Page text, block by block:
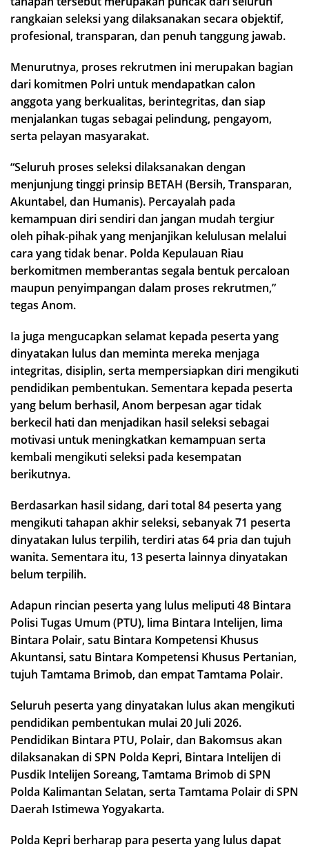
rangkaian seleksi yang dilaksanakan secara objektif,
profesional, transparan, dan penuh tanggung jawab.
Menurutnya, proses rekrutmen ini merupakan bagian
dari komitmen Polri untuk mendapatkan calon
anggota yang berkualitas, berintegritas, dan siap
menjalankan tugas sebagai pelindung, pengayom,
serta pelayan masyarakat.
“Seluruh proses seleksi dilaksanakan dengan
menjunjung tinggi prinsip BETAH (Bersih, Transparan,
Akuntabel, dan Humanis). Percayalah pada
kemampuan diri sendiri dan jangan mudah tergiur
oleh pihak-pihak yang menjanjikan kelulusan melalui
cara yang tidak benar. Polda Kepulauan Riau
berkomitmen memberantas segala bentuk percaloan
maupun penyimpangan dalam proses rekrutmen,”
tegas Anom.
Ia juga mengucapkan selamat kepada peserta yang
dinyatakan lulus dan meminta mereka menjaga
integritas, disiplin, serta mempersiapkan diri mengikuti
pendidikan pembentukan. Sementara kepada peserta
yang belum berhasil, Anom berpesan agar tidak
berkecil hati dan menjadikan hasil seleksi sebagai
motivasi untuk meningkatkan kemampuan serta
kembali mengikuti seleksi pada kesempatan
berikutnya.
Berdasarkan hasil sidang, dari total 84 peserta yang
mengikuti tahapan akhir seleksi, sebanyak 71 peserta
dinyatakan lulus terpilih, terdiri atas 64 pria dan tujuh
wanita. Sementara itu, 13 peserta lainnya dinyatakan
belum terpilih.
Adapun rincian peserta yang lulus meliputi 48 Bintara
Polisi Tugas Umum (PTU), lima Bintara Intelijen, lima
Bintara Polair, satu Bintara Kompetensi Khusus
Akuntansi, satu Bintara Kompetensi Khusus Pertanian,
tujuh Tamtama Brimob, dan empat Tamtama Polair.
Seluruh peserta yang dinyatakan lulus akan mengikuti
pendidikan pembentukan mulai 20 Juli 2026.
Pendidikan Bintara PTU, Polair, dan Bakomsus akan
dilaksanakan di SPN Polda Kepri, Bintara Intelijen di
Pusdik Intelijen Soreang, Tamtama Brimob di SPN
Polda Kalimantan Selatan, serta Tamtama Polair di SPN
Daerah Istimewa Yogyakarta.
Polda Kepri berharap para peserta yang lulus dapat